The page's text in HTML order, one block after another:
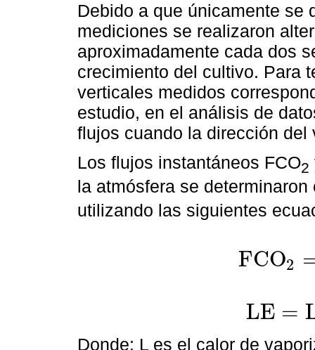
Debido a que únicamente se
mediciones se realizaron
aproximadamente cada dos
crecimiento del cultivo. Para
verticales medidos
estudio, en el análisis de
flujos cuando la dirección del
Los flujos instantáneos FCO2
la atmósfera se
utilizando las siguientes
FCO2
FC O2=w'ρco '-
LE =
LE= Lw ρwv'
Donde: L es el calor de